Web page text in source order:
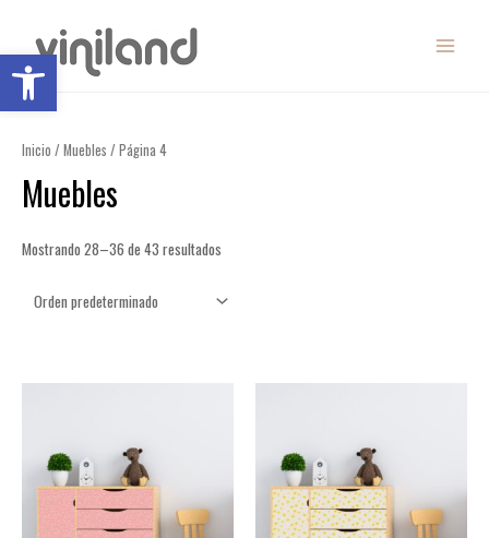
Abrir barra de herramientas
contenido
MENU
Inicio / Muebles / Página 4
Muebles
Mostrando 28–36 de 43 resultados